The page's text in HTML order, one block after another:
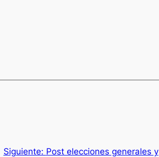
Siguiente: Post elecciones generales y